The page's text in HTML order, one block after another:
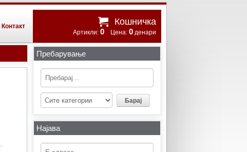
Кошничка
Артикли: 0 Цена: 0 денари
Контакт
Пребарување
Најава